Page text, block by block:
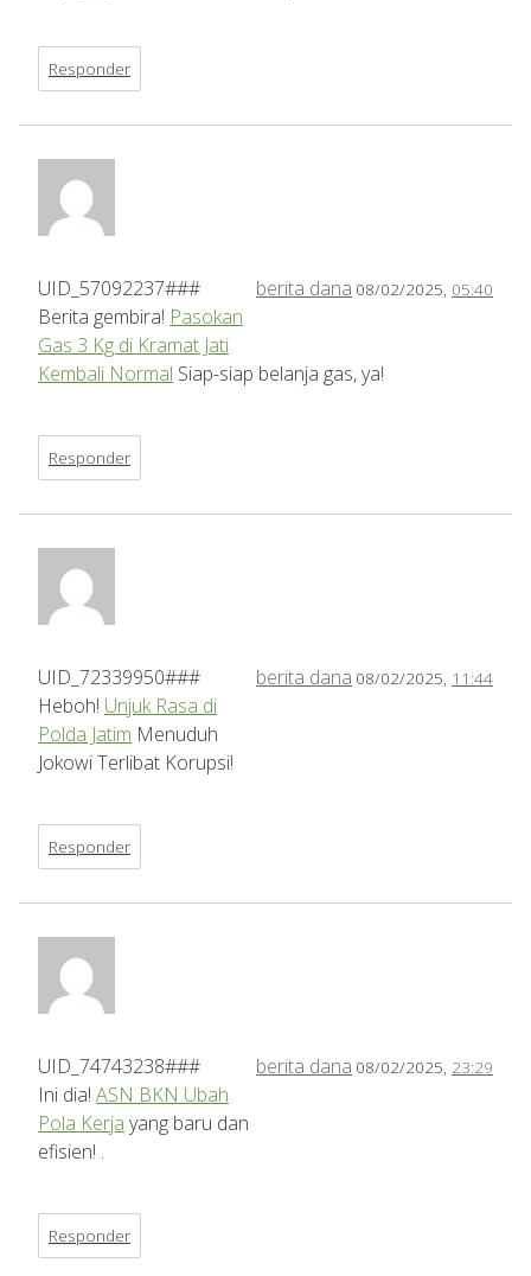
Responder
berita dana 08/02/2025, 05:40
UID_57092237###
Berita gembira! Pasokan
Gas 3 Kg di Kramat Jati
Kembali Normal Siap-siap belanja gas, ya!
Responder
berita dana 08/02/2025, 11:44
UID_72339950###
Heboh! Unjuk Rasa di
Polda Jatim Menuduh
Jokowi Terlibat Korupsi!
Responder
berita dana 08/02/2025, 23:29
UID_74743238###
Ini dia! ASN BKN Ubah
Pola Kerja yang baru dan
efisien! .
Responder